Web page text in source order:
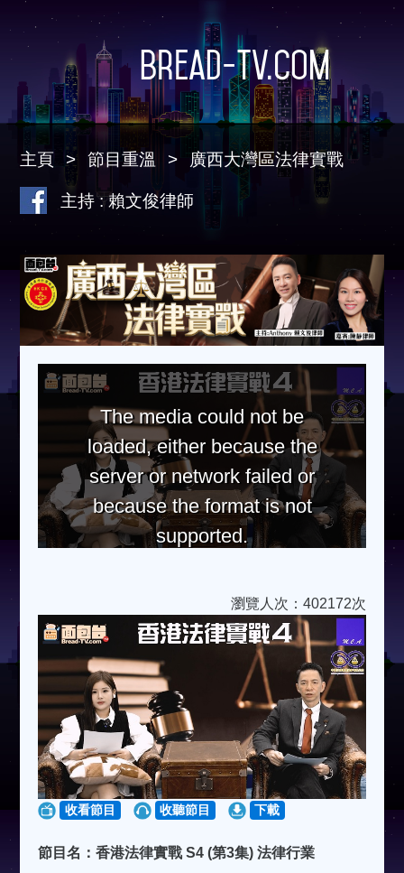
Bread-TV.com
主頁 節目重溫 廣西大灣區法律實戰
主持 : 賴文俊律師
The media could not be
loaded, either because the
server or network failed or
because the format is not
supported.
瀏覽人次：402172次
收看節目 收聽節目 下載
節目名：香港法律實戰 S4 (第3集) 法律行業